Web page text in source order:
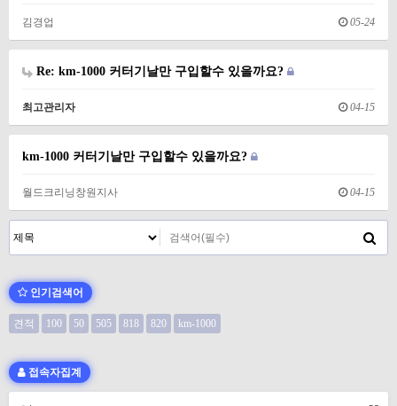
김경업 05-24
Re: km-1000 커터기날만 구입할수 있을까요?
최고관리자 04-15
km-1000 커터기날만 구입할수 있을까요?
월드크리닝창원지사 04-15
인기검색어
견적 100 50 505 818 820 km-1000
접속자집계